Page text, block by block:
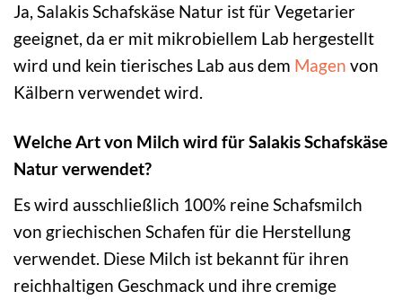
Ja, Salakis Schafskäse Natur ist für Vegetarier
geeignet, da er mit mikrobiellem Lab hergestellt
wird und kein tierisches Lab aus dem Magen von
Kälbern verwendet wird.
Welche Art von Milch wird für Salakis Schafskäse
Natur verwendet?
Es wird ausschließlich 100% reine Schafsmilch
von griechischen Schafen für die Herstellung
verwendet. Diese Milch ist bekannt für ihren
reichhaltigen Geschmack und ihre cremige